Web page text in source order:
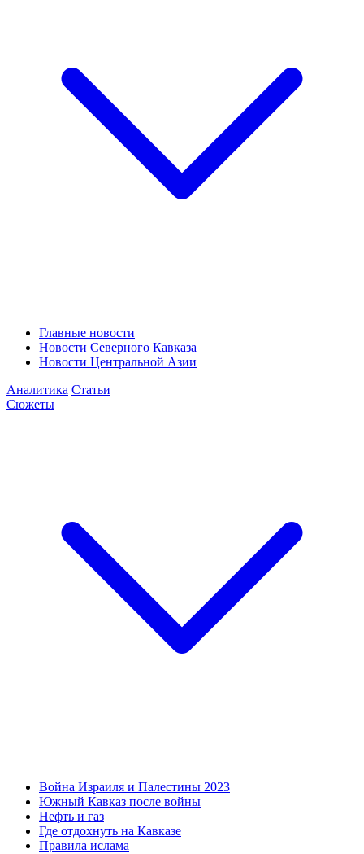
Главные новости
Новости Северного Кавказа
Новости Центральной Азии
Аналитика Статьи
Сюжеты
Война Израиля и Палестины 2023
Южный Кавказ после войны
Нефть и газ
Где отдохнуть на Кавказе
Правила ислама